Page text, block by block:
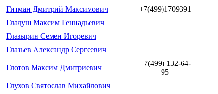
Гитман Дмитрий Максимович
+7(499)1709391
Гладуш Максим Геннадьевич
Глазырин Семен Игоревич
Глазьев Александр Сергеевич
Глотов Максим Дмитриевич
+7(499) 132-64-
95
Глухов Святослав Михайлович